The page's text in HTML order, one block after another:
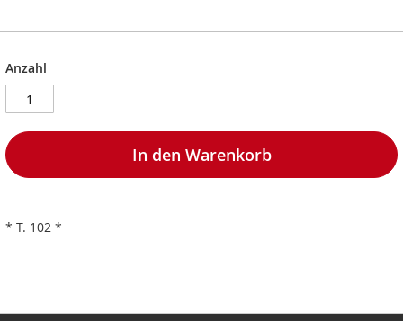
Anzahl
In den Warenkorb
* T. 102 *